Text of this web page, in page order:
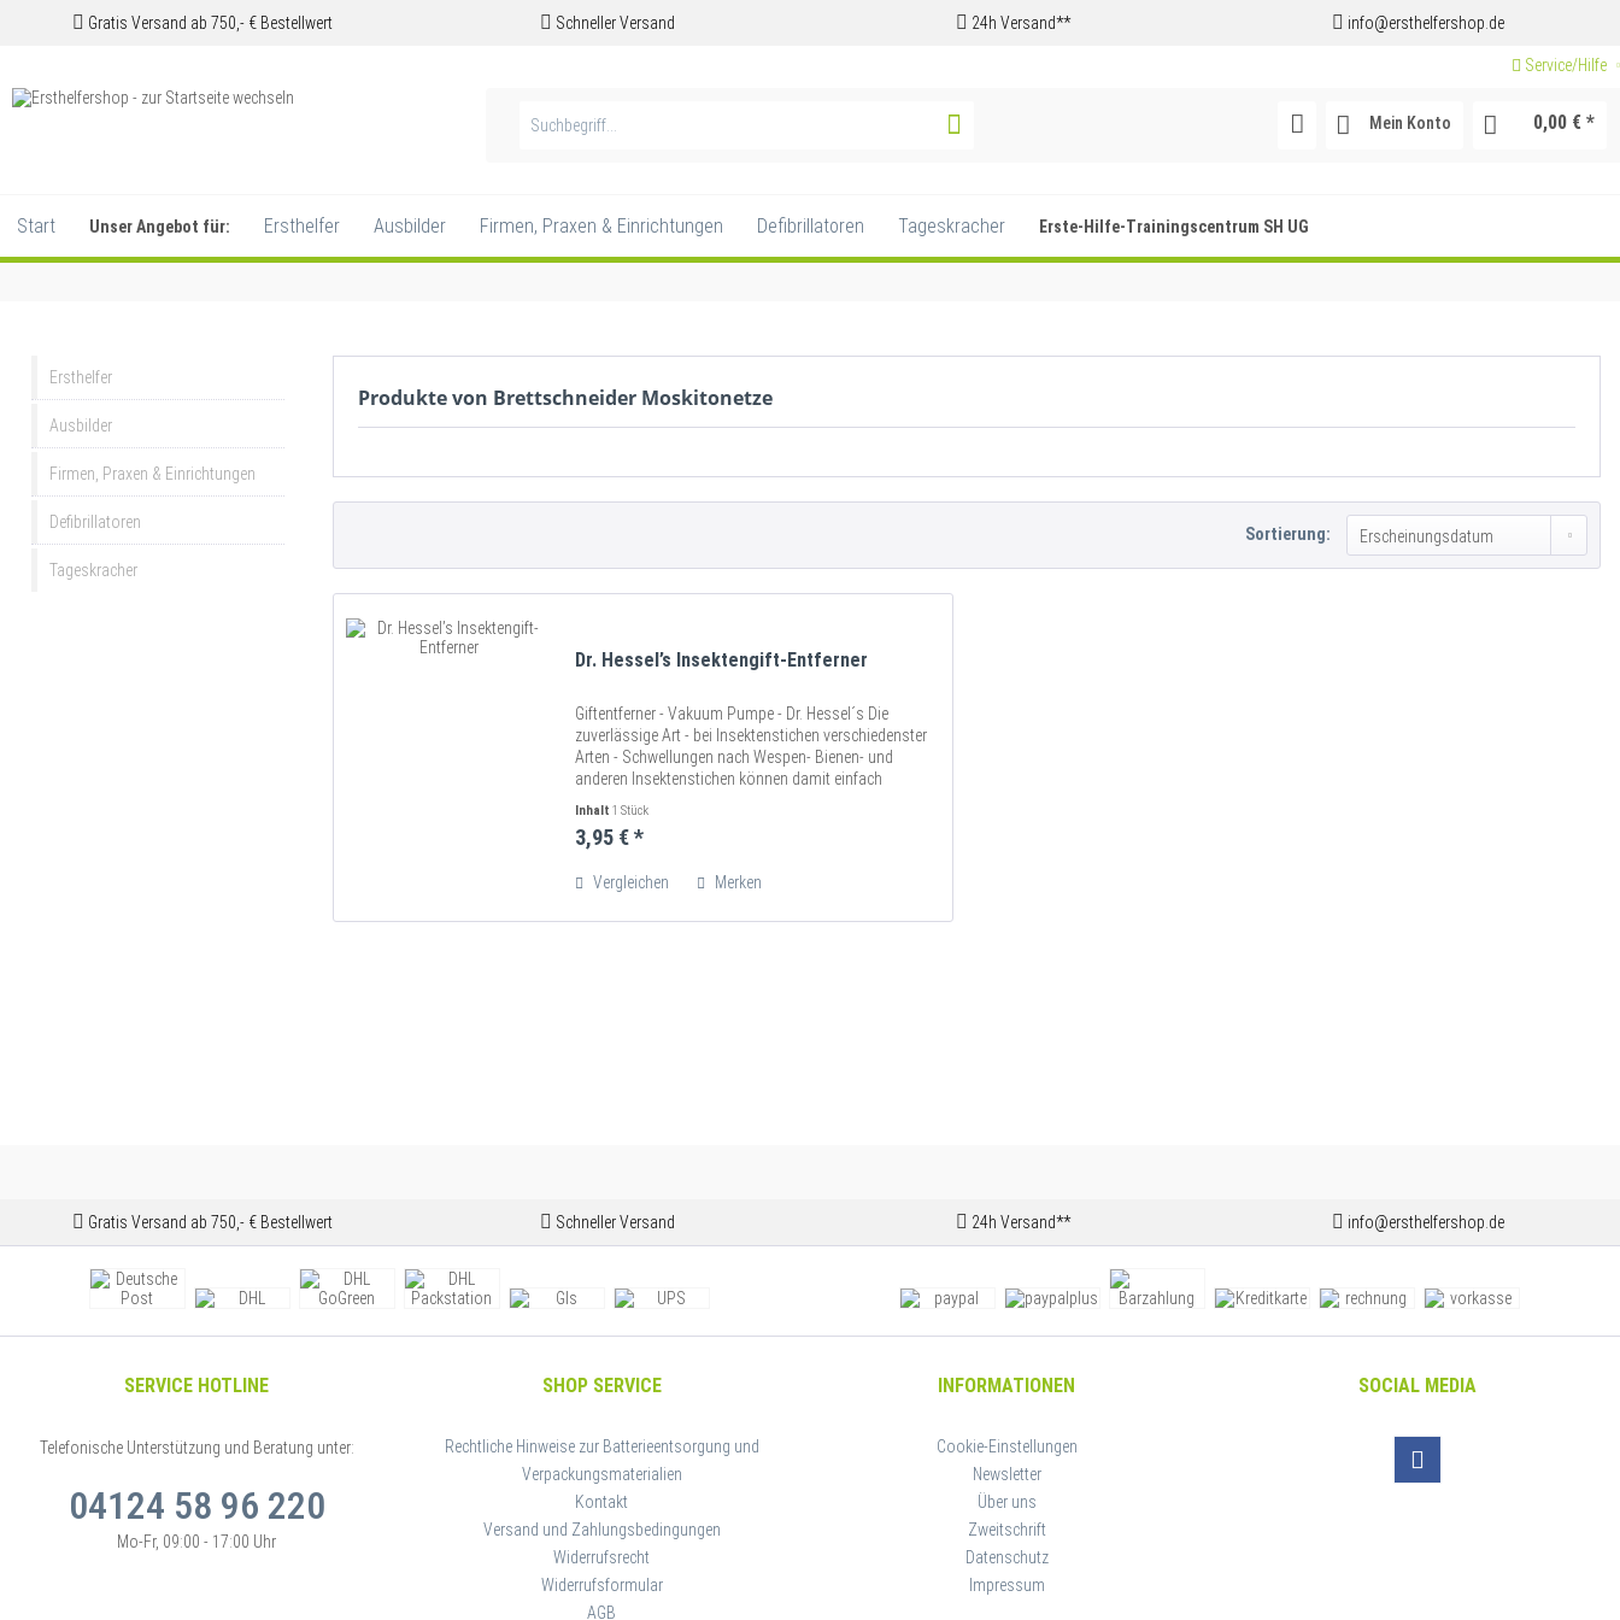
Gratis Versand ab 750,- € Bestellwert Schneller Versand 24h Versand** info@ersthelfershop.de
Service/Hilfe
Mein Konto 0,00 € *
Start Unser Angebot für: Ersthelfer Ausbilder Firmen, Praxen & Einrichtungen Defibrillatoren Tageskracher Erste-Hilfe-Trainingscentrum SH UG
Ersthelfer
Ausbilder
Firmen, Praxen & Einrichtungen
Defibrillatoren
Tageskracher
Produkte von Brettschneider Moskitonetze
Sortierung:
Dr. Hessel’s Insektengift-Entferner
Giftentferner - Vakuum Pumpe - Dr. Hessel´s Die
zuverlässige Art - bei Insektenstichen verschiedenster
Arten - Schwellungen nach Wespen- Bienen- und
anderen Insektenstichen können damit einfach
gelindert werden - lässt sich einfach mit...
Inhalt1 Stück
3,95 € *
Vergleichen Merken
Gratis Versand ab 750,- € Bestellwert Schneller Versand 24h Versand** info@ersthelfershop.de
SERVICE HOTLINE
Telefonische Unterstützung und Beratung unter:
04124 58 96 220
Mo-Fr, 09:00 - 17:00 Uhr
SHOP SERVICE
Rechtliche Hinweise zur Batterieentsorgung und
Verpackungsmaterialien
Kontakt
Versand und Zahlungsbedingungen
Widerrufsrecht
Widerrufsformular
AGB
INFORMATIONEN
Cookie-Einstellungen
Newsletter
Über uns
Zweitschrift
Datenschutz
Impressum
SOCIAL MEDIA